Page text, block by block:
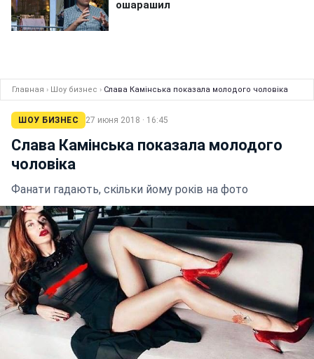
Главная › Шоу бизнес › Слава Камінська показала молодого чоловіка
ШОУ БИЗНЕС 27 июня 2018 · 16:45
Слава Камінська показала молодого
чоловіка
Фанати гадають, скільки йому років на фото